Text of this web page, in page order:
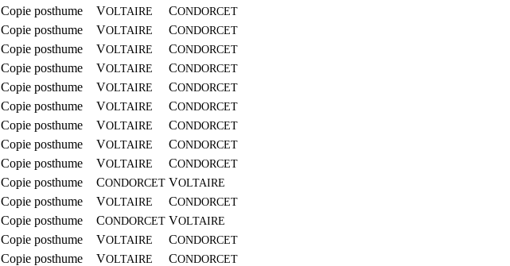
Copie posthume VOLTAIRE CONDORCET
Copie posthume VOLTAIRE CONDORCET
Copie posthume VOLTAIRE CONDORCET
Copie posthume VOLTAIRE CONDORCET
Copie posthume VOLTAIRE CONDORCET
Copie posthume VOLTAIRE CONDORCET
Copie posthume VOLTAIRE CONDORCET
Copie posthume VOLTAIRE CONDORCET
Copie posthume VOLTAIRE CONDORCET
Copie posthume CONDORCET VOLTAIRE
Copie posthume VOLTAIRE CONDORCET
Copie posthume CONDORCET VOLTAIRE
Copie posthume VOLTAIRE CONDORCET
Copie posthume VOLTAIRE CONDORCET